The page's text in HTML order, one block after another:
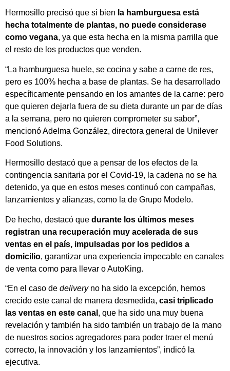
Hermosillo precisó que si bien la hamburguesa está
hecha totalmente de plantas, no puede considerase
como vegana, ya que esta hecha en la misma parrilla que
el resto de los productos que venden.
“La hamburguesa huele, se cocina y sabe a carne de res,
pero es 100% hecha a base de plantas. Se ha desarrollado
específicamente pensando en los amantes de la carne: pero
que quieren dejarla fuera de su dieta durante un par de días
a la semana, pero no quieren comprometer su sabor”,
mencionó Adelma González, directora general de Unilever
Food Solutions.
Hermosillo destacó que a pensar de los efectos de la
contingencia sanitaria por el Covid-19, la cadena no se ha
detenido, ya que en estos meses continuó con campañas,
lanzamientos y alianzas, como la de Grupo Modelo.
De hecho, destacó que durante los últimos meses
registran una recuperación muy acelerada de sus
ventas en el país, impulsadas por los pedidos a
domicilio, garantizar una experiencia impecable en canales
de venta como para llevar o AutoKing.
“En el caso de delivery no ha sido la excepción, hemos
crecido este canal de manera desmedida, casi triplicado
las ventas en este canal , que ha sido una muy buena
revelación y también ha sido también un trabajo de la mano
de nuestros socios agregadores para poder traer el menú
correcto, la innovación y los lanzamientos”, indicó la
ejecutiva.